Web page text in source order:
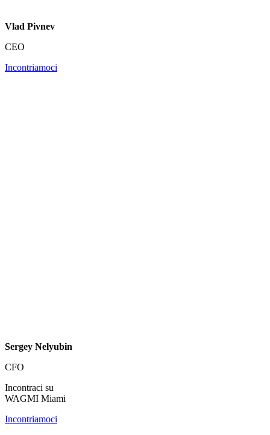
Vlad Pivnev
CEO
Incontriamoci
Sergey Nelyubin
CFO
Incontraci su
WAGMI Miami
Incontriamoci